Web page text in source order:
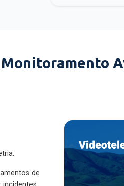
de
incidentes